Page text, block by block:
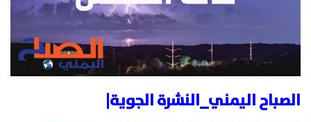
الصباح اليمني_النشرة الجوية|